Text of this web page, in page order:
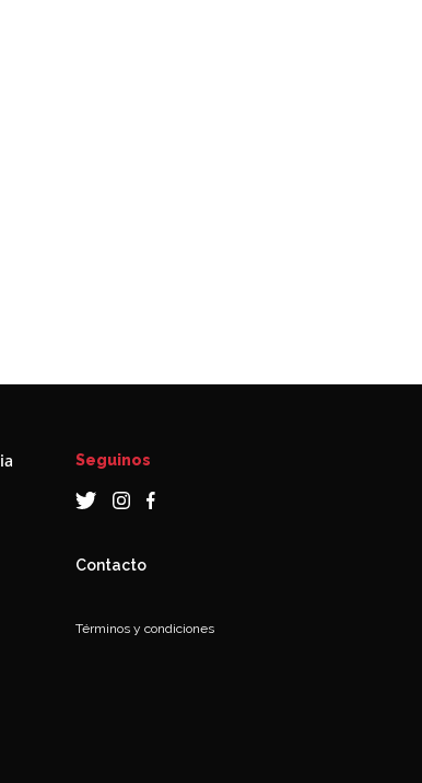
Seguinos
Contacto
Términos y condiciones